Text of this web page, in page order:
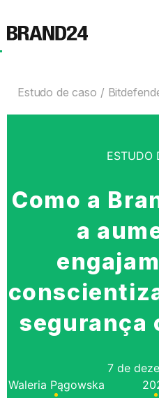
Estudo de caso
ESTUDO
Como a
a
segurança
Waleria Pągowska
7 de